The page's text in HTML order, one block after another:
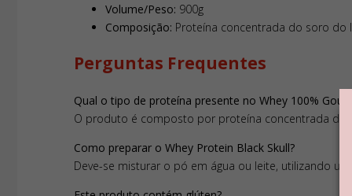
Volume/Peso: 900g
Composição: Proteína concentrada do soro do
Perguntas Frequentes
Qual o tipo de proteína presente no Whey 100%
O produto é composto por proteína concentrada do
Como preparar o Whey Protein Black Skull?
Deve-se misturar o pó em água ou leite, utilizando